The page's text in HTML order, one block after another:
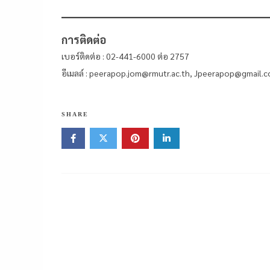
การติดต่อ
เบอร์ติดต่อ : 02-441-6000 ต่อ 2757
อีเมลล์ : peerapop.jom@rmutr.ac.th,
SHARE